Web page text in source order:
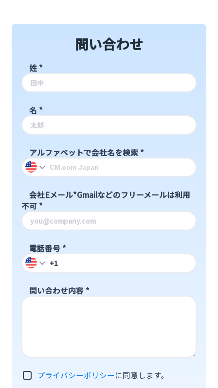
問い合わせ
姓 *
名 *
アルファベットで会社名を検索 *
会社Eメール*Gmailなどのフリーメールは利用
不可 *
電話番号 *
問い合わせ内容 *
プライバシーポリシーに同意します。